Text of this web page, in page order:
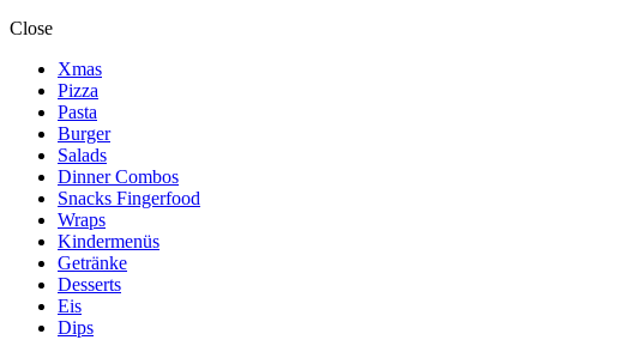
Close
Xmas
Pizza
Pasta
Burger
Salads
Dinner Combos
Snacks Fingerfood
Wraps
Kindermenüs
Getränke
Desserts
Eis
Dips